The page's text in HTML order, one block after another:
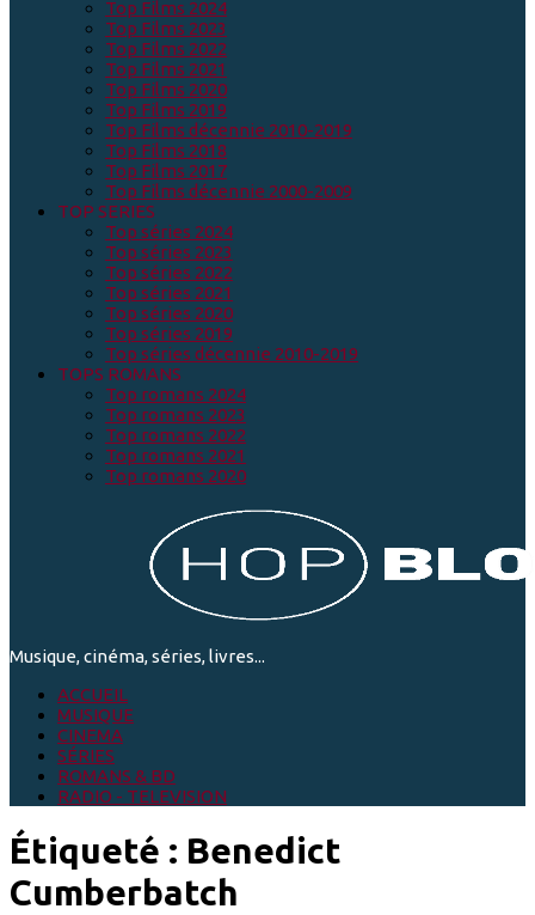
Top Films 2024
Top Films 2023
Top Films 2022
Top Films 2021
Top Films 2020
Top Films 2019
Top Films décennie 2010-2019
Top Films 2018
Top Films 2017
Top Films décennie 2000-2009
TOP SERIES
Top séries 2024
Top séries 2023
Top séries 2022
Top séries 2021
Top séries 2020
Top séries 2019
Top séries décennie 2010-2019
TOPS ROMANS
Top romans 2024
Top romans 2023
Top romans 2022
Top romans 2021
Top romans 2020
Musique, cinéma, séries, livres...
ACCUEIL
MUSIQUE
CINEMA
SÉRIES
ROMANS & BD
RADIO - TELEVISION
Étiqueté : Benedict
Cumberbatch